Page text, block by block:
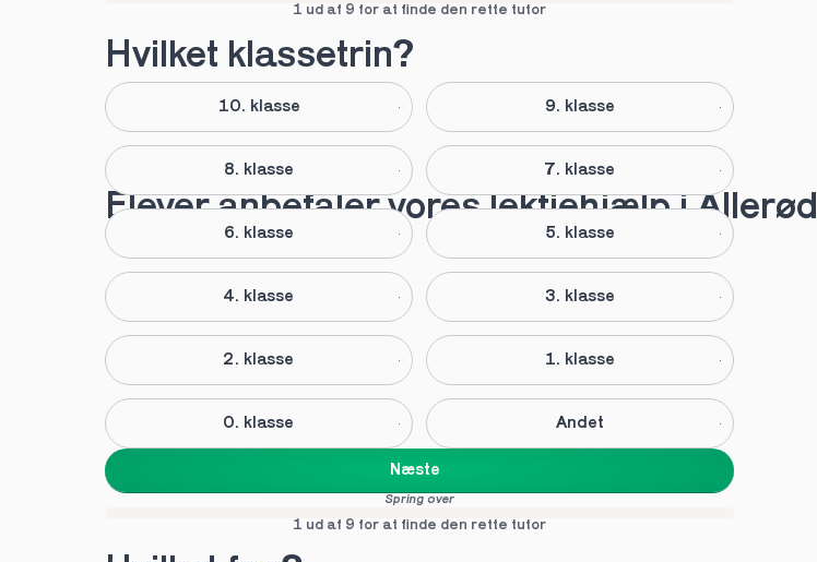
1 ud af 9 for at finde den rette tutor
Hvilket klassetrin?
10. klasse 9. klasse
8. klasse 7. klasse
6. klasse 5. klasse
4. klasse 3. klasse
2. klasse 1. klasse
0. klasse Andet
Næste
Spring over
1 ud af 9 for at finde den rette tutor
Elever anbefaler vores lektiehjælp i Allerød